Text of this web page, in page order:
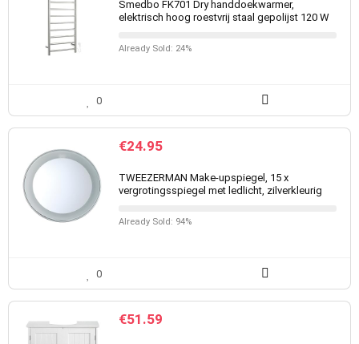
Smedbo FK701 Dry handdoekwarmer,
elektrisch hoog roestvrij staal gepolijst 120 W
Already Sold: 24%
0
€24.95
TWEEZERMAN Make-upspiegel, 15 x
vergrotingsspiegel met ledlicht, zilverkleurig
Already Sold: 94%
0
€51.59